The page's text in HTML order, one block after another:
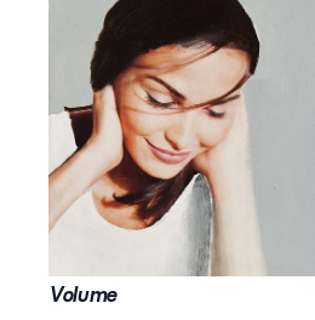
Volume